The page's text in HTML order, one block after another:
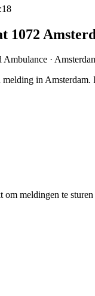
1072
·
in
meldingen te